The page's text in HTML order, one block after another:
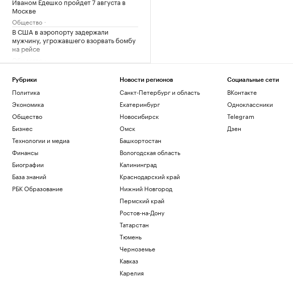
Москве
Общество
В США в аэропорту задержали
мужчину, угрожавшего взорвать бомбу
на рейсе
рейсов из-за грозы
Общество
пострадавших при атаках хуситов
Политика
В Турции заявили, что Европа
потребовала подтверждать
происхождение газа
Политика
Трамп заявил, что США «тоже
нуждаются» в ракетах для Patriot
Политика
крупнейшие финансовые компании
Рубрики
Политика
Экономика
Общество
Бизнес
Технологии и медиа
Финансы
Биографии
База знаний
РБК Образование
Новости регионов
Санкт-Петербург и область
Екатеринбург
Новосибирск
Омск
Башкортостан
Вологодская область
Калининград
Краснодарский край
Нижний Новгород
Пермский край
Ростов-на-Дону
Татарстан
Тюмень
Черноземье
Кавказ
Карелия
Социальные сети
ВКонтакте
Одноклассники
Telegram
Дзен